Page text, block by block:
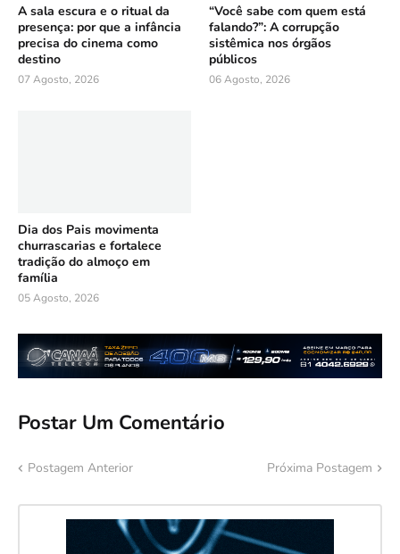
A sala escura e o ritual da
presença: por que a infância
precisa do cinema como
destino
07 Agosto, 2026
“Você sabe com quem está
falando?”: A corrupção
sistêmica nos órgãos
públicos
06 Agosto, 2026
Dia dos Pais movimenta
churrascarias e fortalece
tradição do almoço em
família
05 Agosto, 2026
Postar Um Comentário
Postagem Anterior Próxima Postagem